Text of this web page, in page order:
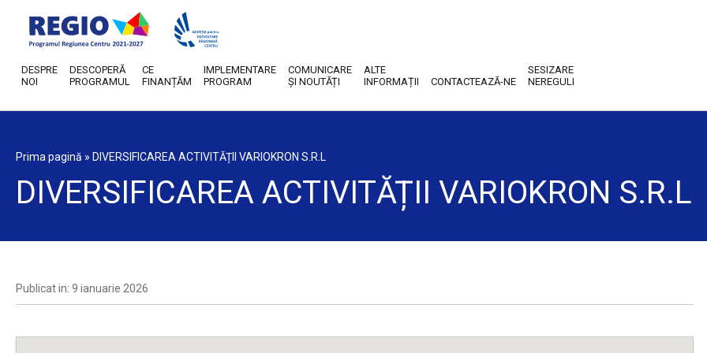
DESPRE
NOI
DESCOPERĂ
PROGRAMUL
CE
FINANȚĂM
IMPLEMENTARE
PROGRAM
COMUNICARE
ȘI NOUTĂȚI
ALTE
INFORMAȚII
CONTACTEAZĂ-NE
SESIZARE
NEREGULI
Prima pagină » DIVERSIFICAREA ACTIVITĂȚII VARIOKRON S.R.L
DIVERSIFICAREA ACTIVITĂȚII VARIOKRON S.R.L
Publicat in: 9 ianuarie 2026